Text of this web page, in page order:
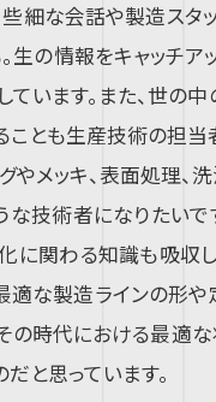
細な会話や製造スタ
生の情報をキャッチ
います。また、世の
とも生産技術の担
やメッキ、表面処理、
な技術者になりたい
に関わる知識も吸収
適な製造ラインの形
の時代における最適
と思っています。